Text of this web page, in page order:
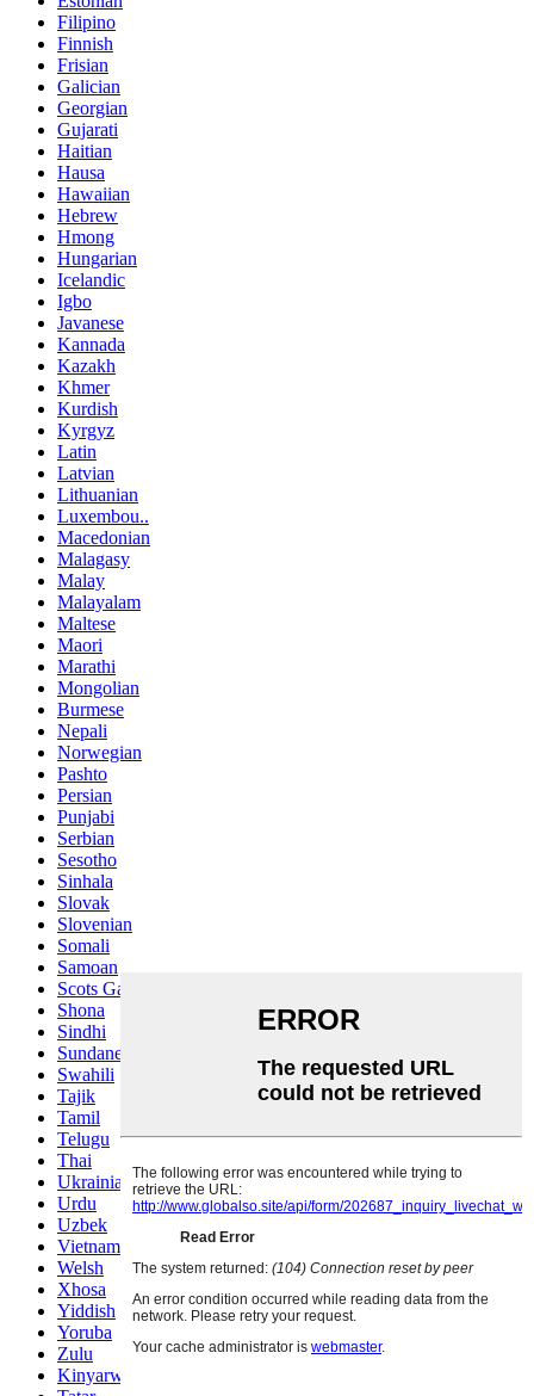
Filipino
Finnish
Frisian
Galician
Georgian
Gujarati
Haitian
Hausa
Hawaiian
Hebrew
Hmong
Hungarian
Icelandic
Igbo
Javanese
Kannada
Kazakh
Khmer
Kurdish
Kyrgyz
Latin
Latvian
Lithuanian
Luxembou..
Macedonian
Malagasy
Malay
Malayalam
Maltese
Maori
Marathi
Mongolian
Burmese
Nepali
Norwegian
Pashto
Persian
Punjabi
Serbian
Sesotho
Sinhala
Slovak
Slovenian
Somali
Samoan
Scots Gaelic
Shona
Sindhi
Sundanese
Swahili
Tajik
Tamil
Telugu
Thai
Ukrainian
Urdu
Uzbek
Vietnamese
Welsh
Xhosa
Yiddish
Yoruba
Zulu
Kinyarwanda